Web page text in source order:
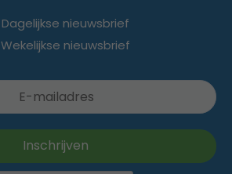
Dagelijkse nieuwsbrief
Wekelijkse nieuwsbrief